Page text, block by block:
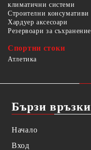
климатични системи
Строителни консумативи
Хардуер аксесоари
Резервоари за съхранение
Спортни стоки
Атлетика
Бързи връзки
Начало
Вход